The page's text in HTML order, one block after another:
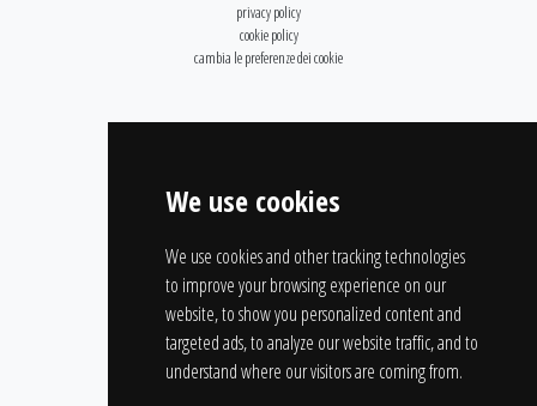
We use cookies
We use cookies and other tracking technologies
to improve your browsing experience on our
website, to show you personalized content and
targeted ads, to analyze our website traffic, and to
understand where our visitors are coming from.
privacy policy
cookie policy
cambia le preferenze dei cookie